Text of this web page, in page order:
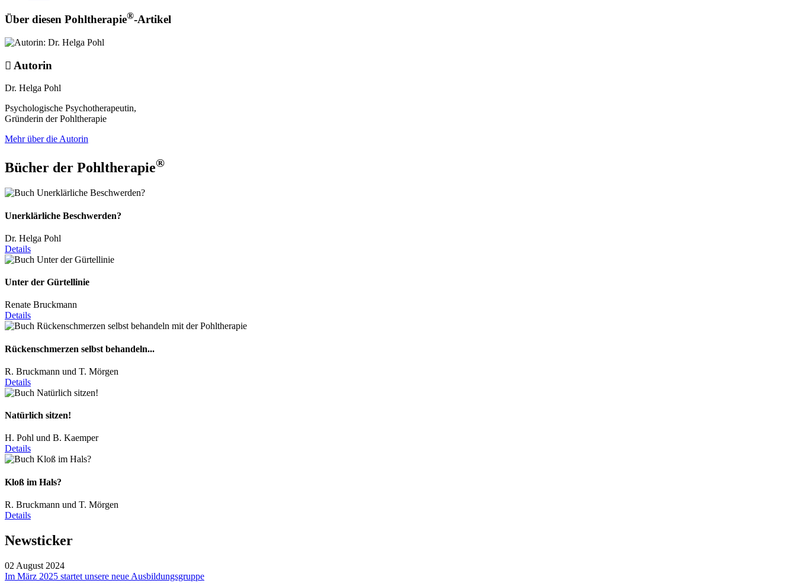
Über diesen Pohltherapie®-Artikel
Autorin
Dr. Helga Pohl
Psychologische Psychotherapeutin,
Gründerin der Pohltherapie
Mehr über die Autorin
Bücher der Pohltherapie®
Unerklärliche Beschwerden?
Dr. Helga Pohl
Details
Unter der Gürtellinie
Renate Bruckmann
Details
Rückenschmerzen selbst behandeln...
R. Bruckmann und T. Mörgen
Details
Natürlich sitzen!
H. Pohl und B. Kaemper
Details
Kloß im Hals?
R. Bruckmann und T. Mörgen
Details
Newsticker
02 August 2024
Im März 2025 startet unsere neue Ausbildungsgruppe